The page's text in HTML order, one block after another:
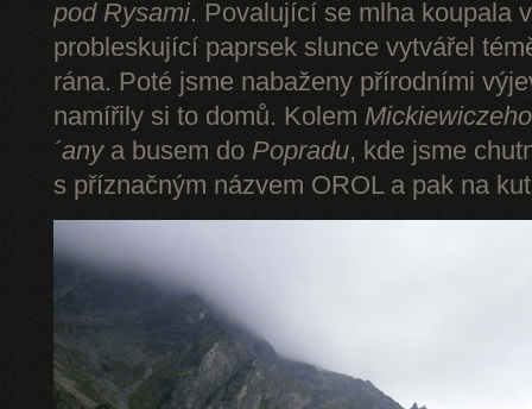
pod Rysami. Povalující se mlha koupala
probleskující paprsek slunce vytvářel
rána. Poté jsme nabaženy přírodními
namířily si to domů. Kolem
´anya busem do Popradu, kde jsme
s příznačným názvem OROL a pak na